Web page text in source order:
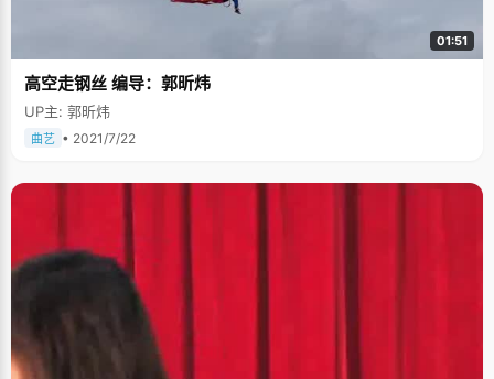
欢上了经济学"。在上大学之前，徐语靖已经完全想好了自己的人生轨迹，考
做好计划的女孩子。两年来，徐语靖非常坚定的遵循着自己的计划，在教
室、实验室、图书馆、食堂、宿舍之间穿行，每天都安排得非常充实。我看
见徐语靖手里拿着本厚厚的红皮GRE，得知她的GRE考试还不错，真为她高
兴，希望她以后的人生走得顺利多彩。
01:51
高空走钢丝 编导：郭昕炜
UP主: 郭昕炜
曲艺 • 2021/7/22